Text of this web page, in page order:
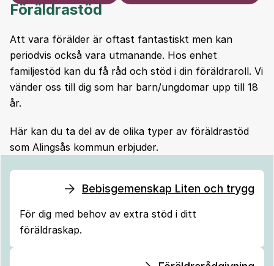
Föräldrastöd
Att vara förälder är oftast fantastiskt men kan
periodvis också vara utmanande. Hos enhet
familjestöd kan du få råd och stöd i din föräldraroll. Vi
vänder oss till dig som har barn/ungdomar upp till 18
år.
Här kan du ta del av de olika typer av föräldrastöd
som Alingsås kommun erbjuder.
Bebisgemenskap Liten och trygg
För dig med behov av extra stöd i ditt
föräldraskap.